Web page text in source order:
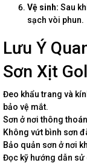
Vệ sinh: Sau
sạch vòi phun.
Lưu Ý
Sơn Xịt
Đeo khẩu trang và
bảo vệ mắt.
Sơn ở nơi thông
Không vứt bình sơn
Bảo quản sơn ở nơi
Đọc kỹ hướng dẫn